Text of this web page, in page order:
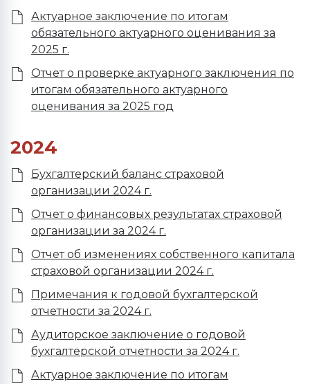
Актуарное заключение по итогам
обязательного актуарного оценивания за
2025 г.
Отчет о проверке актуарного заключения по
итогам обязательного актуарного
оценивания за 2025 год
2024
Бухгалтерский баланс страховой
организации 2024 г.
Отчет о финансовых результатах страховой
организации за 2024 г.
Отчет об изменениях собственного капитала
страховой организации 2024 г.
Примечания к годовой бухгалтерской
отчетности за 2024 г.
Аудиторское заключение о годовой
бухгалтерской отчетности за 2024 г.
Актуарное заключение по итогам